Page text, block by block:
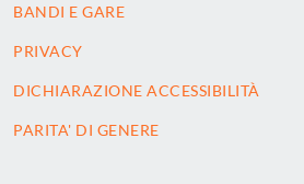
BANDI E GARE
PRIVACY
DICHIARAZIONE ACCESSIBILITÀ
PARITA' DI GENERE